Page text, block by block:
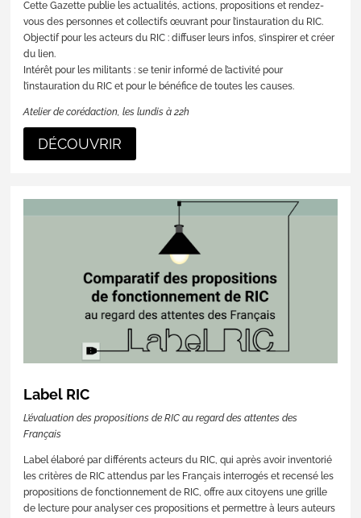
Cette Gazette publie les actualités, actions, propositions et rendez-
vous des personnes et collectifs œuvrant pour l’instauration du RIC.
Objectif pour les acteurs du RIC : diffuser leurs infos, s’inspirer et créer
du lien.
Intérêt pour les militants : se tenir informé de l’activité pour
l’instauration du RIC et pour le bénéfice de toutes les causes.
Atelier de corédaction, les lundis à 22h
DÉCOUVRIR
Label RIC
L’évaluation des propositions de RIC au regard des attentes des
Français
Label élaboré par différents acteurs du RIC, qui après avoir inventorié
les critères de RIC attendus par les Français interrogés et recensé les
propositions de fonctionnement de RIC, offre aux citoyens une grille
de lecture pour analyser ces propositions et permettre à leurs auteurs